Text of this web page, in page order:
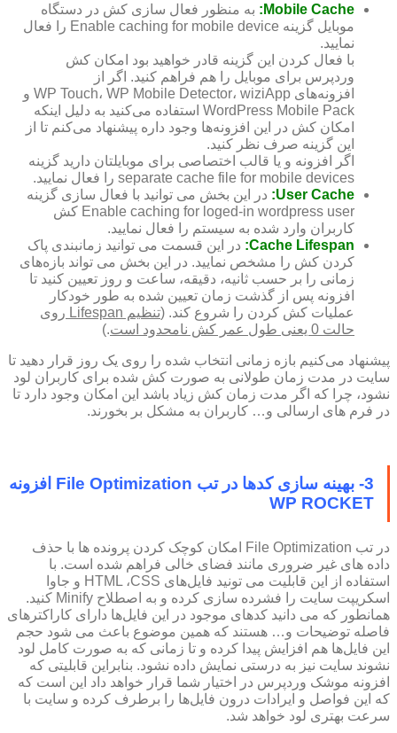
Mobile Cache:
به منظور فعال سازی کش در دستگاه
موبایل گزینه Enable caching for mobile device را فعال
نمایید.
با فعال کردن این گزینه قادر خواهید بود امکان کش
وردپرس برای موبایل را هم فراهم کنید. اگر از
افزونه‌های WP Touch، WP Mobile Detector، wiziApp و
WordPress Mobile Pack استفاده می‌کنید به دلیل اینکه
امکان کش در این افزونه‌ها وجود داره پیشنهاد می‌کنم تا از
این گزینه صرف نظر کنید.
اگر افزونه و یا قالب اختصاصی برای موبایلتان دارید گزینه
separate cache file for mobile devices را فعال نمایید.
User Cache:
در این بخش می توانید با فعال سازی گزینه
Enable caching for loged-in wordpress user کش
کاربران وارد شده به سیستم را فعال نمایید.
Cache Lifespan: در این قسمت می توانید زمانبندی پاک
کردن کش را مشخص نمایید. در این بخش می تواند بازه‌های
زمانی را بر حسب ثانیه، دقیقه، ساعت و روز تعیین کنید تا
افزونه پس از گذشت زمان تعیین شده به طور خودکار
عملیات کش کردن را شروع کند. (
تنظیم Lifespan روی
حالت 0 یعنی طول عمر کش نامحدود است
.)
پیشنهاد می‌کنیم بازه زمانی انتخاب شده را روی یک روز قرار دهید تا
سایت در مدت زمان طولانی به صورت کش شده برای کاربران لود
نشود، چرا که اگر مدت زمان کش زیاد باشد این امکان وجود دارد تا
در فرم های ارسالی و… کاربران به مشکل بر بخورند.
3- بهینه سازی کدها در تب File Optimization افزونه
WP ROCKET
در تب File Optimization امکان کوچک کردن پرونده ها با حذف
داده های غیر ضروری مانند فضای خالی فراهم شده است. با
استفاده از این قابلیت می تونید فایل‌های HTML ،CSS و جاوا
اسکریپت سایت را فشرده سازی کرده و به اصطلاح Minify کنید.
همانطور که می دانید کدهای موجود در این فایل‌ها دارای کاراکترهای
فاصله توضیحات و… هستند که همین موضوع باعث می شود حجم
این فایل‌ها هم افزایش پیدا کرده و تا زمانی که به صورت کامل لود
نشوند سایت نیز به درستی نمایش داده نشود. بنابراین قابلیتی که
افزونه موشک وردپرس در اختیار شما قرار خواهد داد این است که
که این فواصل و ایرادات درون فایل‌ها را برطرف کرده و سایت با
سرعت بهتری لود خواهد شد.